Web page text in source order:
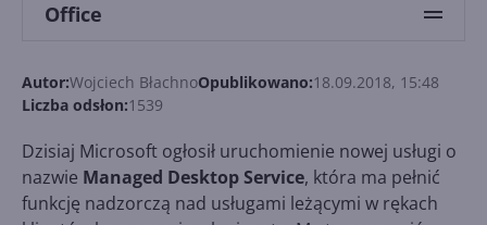
Office
Autor:Wojciech BłachnoOpublikowano:18.09.2018, 15:48
Liczba odsłon:1539
Dzisiaj Microsoft ogłosił uruchomienie nowej usługi o
nazwie Managed Desktop Service, która ma pełnić
funkcję nadzorczą nad usługami leżącymi w rękach